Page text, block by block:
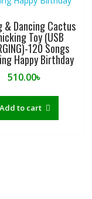
& Dancing Cactus
Toy (USB
120 Songs
Happy Birthday
510.00৳
Add to cart